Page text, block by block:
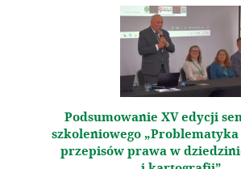
Podsumowanie XV edycji
szkoleniowego
przepisów prawa w